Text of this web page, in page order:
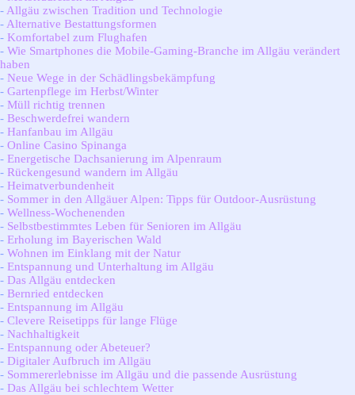
- Allgäu zwischen Tradition und Technologie
- Alternative Bestattungsformen
- Komfortabel zum Flughafen
- Wie Smartphones die Mobile-Gaming-Branche im Allgäu verändert
haben
- Neue Wege in der Schädlingsbekämpfung
- Gartenpflege im Herbst/Winter
- Müll richtig trennen
- Beschwerdefrei wandern
- Hanfanbau im Allgäu
- Online Casino Spinanga
- Energetische Dachsanierung im Alpenraum
- Rückengesund wandern im Allgäu
- Heimatverbundenheit
- Sommer in den Allgäuer Alpen: Tipps für Outdoor-Ausrüstung
- Wellness-Wochenenden
- Selbstbestimmtes Leben für Senioren im Allgäu
- Erholung im Bayerischen Wald
- Wohnen im Einklang mit der Natur
- Entspannung und Unterhaltung im Allgäu
- Das Allgäu entdecken
- Bernried entdecken
- Entspannung im Allgäu
- Clevere Reisetipps für lange Flüge
- Nachhaltigkeit
- Entspannung oder Abeteuer?
- Digitaler Aufbruch im Allgäu
- Sommererlebnisse im Allgäu und die passende Ausrüstung
- Das Allgäu bei schlechtem Wetter